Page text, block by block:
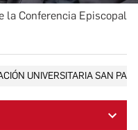
la Conferencia Episcopal
UNIVERSITARIA SAN